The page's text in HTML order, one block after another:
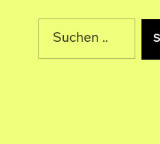
Suche nach: